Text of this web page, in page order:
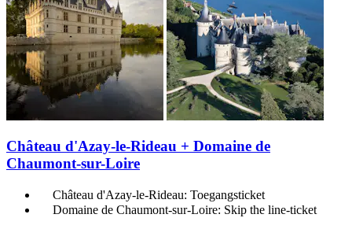
Château d'Azay-le-Rideau + Domaine de
Chaumont-sur-Loire
Château d'Azay-le-Rideau: Toegangsticket
Domaine de Chaumont-sur-Loire: Skip the line-ticket